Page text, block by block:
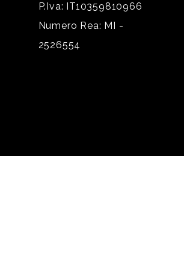
P.Iva: IT10359810966
Numero Rea: MI -
2526554